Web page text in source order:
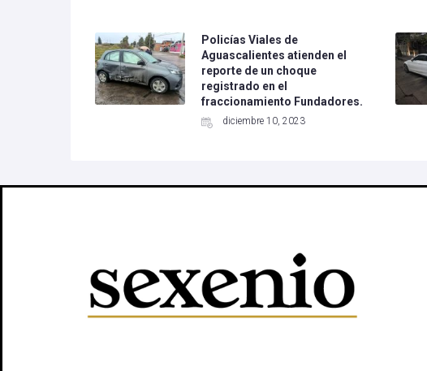
Policías Viales de
Aguascalientes atienden el
reporte de un choque
registrado en el
fraccionamiento Fundadores.
diciembre 10, 2023